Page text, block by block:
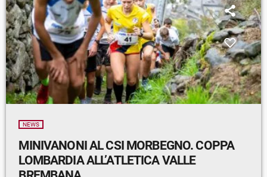
NEWS
MINIVANONI AL CSI MORBEGNO. COPPA
LOMBARDIA ALL’ATLETICA VALLE